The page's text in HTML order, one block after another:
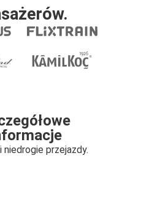
niedrogie przejazdy.